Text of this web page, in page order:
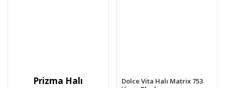
Prizma Halı
Dolce Vita Halı Matrix 753